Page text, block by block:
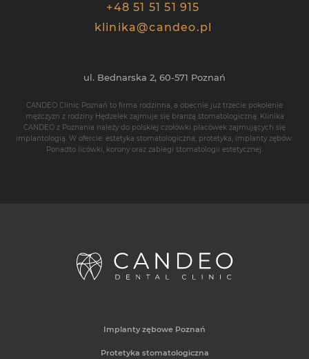
+48 51 51 51 915
klinika@candeo.pl
ul. Bednarska 2, 60-571 Poznań
CANDEO Clinic Poznań to firma rodzinna, a obecnie już trzecie pokolenie
mężczyzn z rodziny Hędzelek zajmuje się branżą stomatologiczną. Klinika
CANDEO z Poznania należy do polskiej czołówki placówek zajmujących się
implantologią . W ofercie: estetyka stomatologiczna, protetyka, implanty zębów
Ponadto licówki, korony oraz zabiegi stomatologii estetycznej.
Implanty zębowe Poznań
Protetyka stomatologiczna